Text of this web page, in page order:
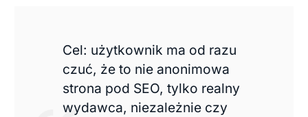
Cel: użytkownik ma od razu
czuć, że to nie anonimowa
strona pod SEO, tylko realny
wydawca, niezależnie czy